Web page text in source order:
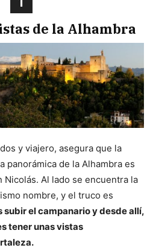
de la Alhambra
y viajero, asegura que la
panorámica de la Alhambra es
Nicolás. Al lado se encuentra la
nombre, y el truco es
subir el campanario y desde allí,
tener unas vistas